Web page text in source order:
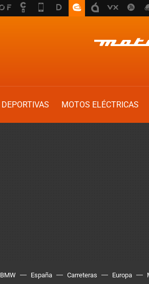
DEPORTIVAS MOTOS ELÉCTRICAS
BMW España Carreteras Europa